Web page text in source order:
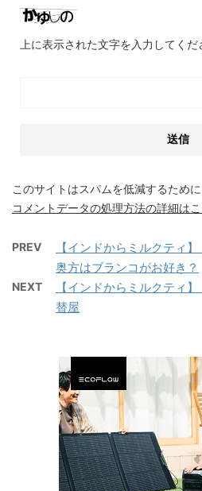
上に表示された文字を入力してくだ
このサイトはスパムを低減するため
コメントデータの処理方法の詳細は
PREV
【インドからミルクティ
奥方はブランコがお好き？
NEXT
【インドからミルクティ
替屋